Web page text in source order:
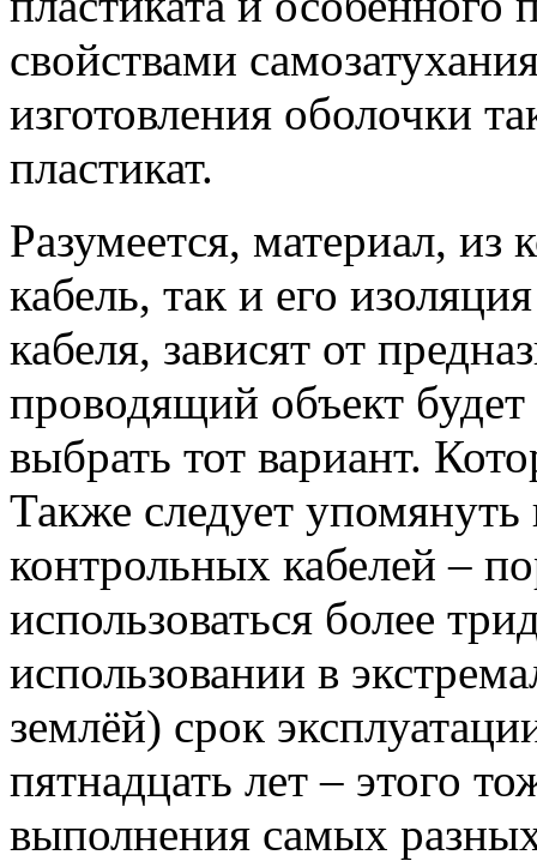
свойствами
изготовления оболочки
пластикат.
Разумеется, материал, из
кабель, так и его
кабеля, зависят от
проводящий объект
выбрать тот вариант.
Также следует
контрольных кабелей –
использоваться более
использовании в
землёй) срок
пятнадцать лет – этого
выполнения самых